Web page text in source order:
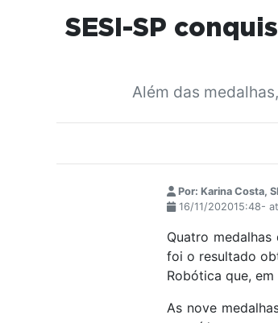
SESI-SP
Além das
Por: Karina Costa,
16/11/202015:48-
Quatro
foi o resultado
Robótica que,
As nove